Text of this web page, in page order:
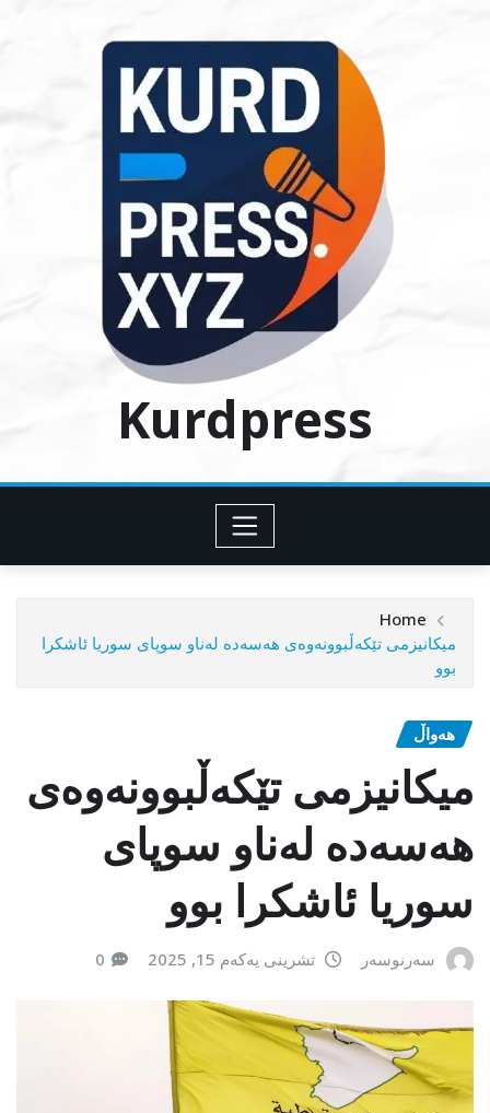
Kurdpress
Home
میکانیزمی تێکەڵبوونەوەی هەسەدە لەناو سوپای سوریا ئاشکرا
بوو
هەواڵ
میکانیزمی تێکەڵبوونەوەی
هەسەدە لەناو سوپای
سوریا ئاشکرا بوو
سەرنوسەر تشرینی یەکەم 15, 2025 0